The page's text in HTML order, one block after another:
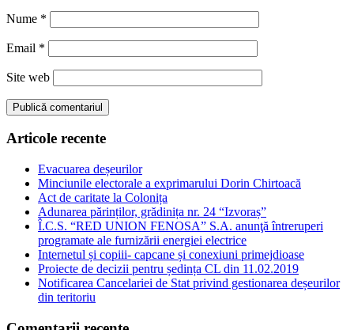
Nume *
Email *
Site web
Articole recente
Evacuarea deșeurilor
Minciunile electorale a exprimarului Dorin Chirtoacă
Act de caritate la Colonița
Adunarea părinților, grădinița nr. 24 “Izvoraș”
Î.C.S. “RED UNION FENOSA” S.A. anunţă întreruperi
programate ale furnizării energiei electrice
Internetul și copiii- capcane și conexiuni primejdioase
Proiecte de decizii pentru ședința CL din 11.02.2019
Notificarea Cancelariei de Stat privind gestionarea deșeurilor
din teritoriu